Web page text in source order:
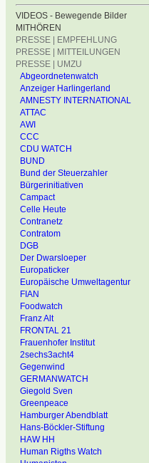
VIDEOS - Bewegende Bilder
MITHÖREN
PRESSE | EMPFEHLUNG
PRESSE | MITTEILUNGEN
PRESSE | UMZU
Abgeordnetenwatch
Anzeiger Harlingerland
AMNESTY INTERNATIONAL
ATTAC
AWI
CCC
CDU WATCH
BUND
Bund der Steuerzahler
Bürgerinitiativen
Campact
Celle Heute
Contranetz
Contratom
DGB
Der Dwarsloeper
Europaticker
Europäische Umweltagentur
FIAN
Foodwatch
Franz Alt
FRONTAL 21
Frauenhofer Institut
2sechs3acht4
Gegenwind
GERMANWATCH
Giegold Sven
Greenpeace
Hamburger Abendblatt
Hans-Böckler-Stiftung
HAW HH
Human Rigths Watch